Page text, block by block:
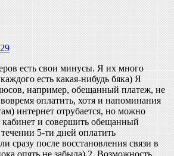
есть свои минусы. Я их много
есть какая-нибудь бяка) Я
например, обещанный платеж, не
оплатить, хотя и напоминания
интернет отрубается, но можно
и совершить обещанный
5-ти дней оплатить
сразу после восстановления связи в